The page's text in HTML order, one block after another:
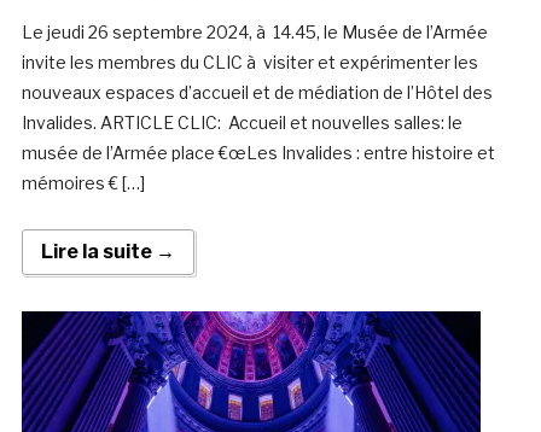
Le jeudi 26 septembre 2024, à 14.45, le Musée de l’Armée
invite les membres du CLIC à visiter et expérimenter les
nouveaux espaces d’accueil et de médiation de l’Hôtel des
Invalides. ARTICLE CLIC: Accueil et nouvelles salles: le
musée de l’Armée place €œLes Invalides : entre histoire et
mémoires € […]
Lire la suite →